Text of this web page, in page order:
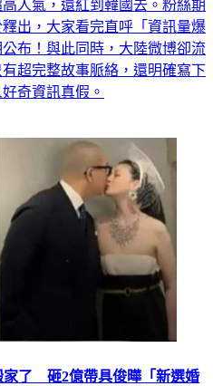
人氣，還紅到韓國去。粉絲期
出，大家看完直呼「資訊量爆
布！與此同時，大陸微博卻流
超完整故事脈絡，還明確寫下
奇資訊真假。
家了 砸2億帶具俊曄「新選婚